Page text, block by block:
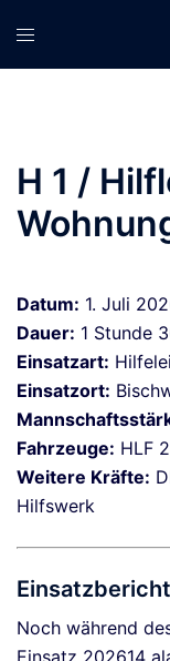
Inhalt
springen
Menü
H 1 /
Datum: 1. Juli
Dauer: 1 Stunde
Einsatzart:
Einsatzort:
Fahrzeuge: HLF
Weitere Kräfte:
Hilfswerk
Noch während